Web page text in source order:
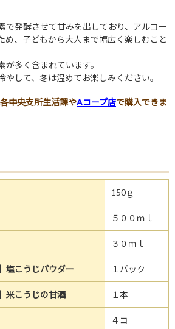
で発酵させて甘みを出しており、アルコー
め、子どもから大人まで幅広く楽しむこと
が多く含まれています。
やして、冬は温めてお楽しみください。
中央支所生活課やAコープ店で購入できま
150ｇ
５００ｍｌ
３０ｍｌ
塩こうじパウダー １パック
米こうじの甘酒 １本
４コ